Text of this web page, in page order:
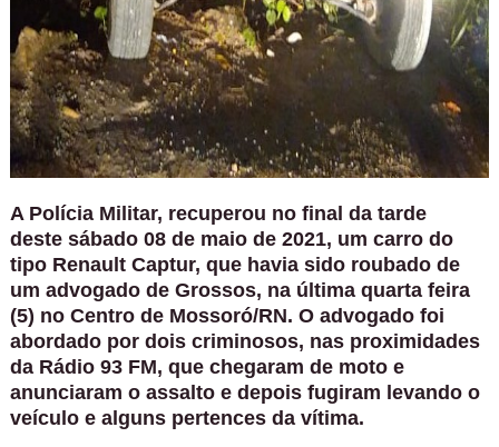
A Polícia Militar, recuperou no final da tarde
deste sábado 08 de maio de 2021, um carro do
tipo Renault Captur, que havia sido roubado de
um advogado de Grossos, na última quarta feira
(5) no Centro de Mossoró/RN. O advogado foi
abordado por dois criminosos, nas proximidades
da Rádio 93 FM, que chegaram de moto e
anunciaram o assalto e depois fugiram levando o
veículo e alguns pertences da vítima.